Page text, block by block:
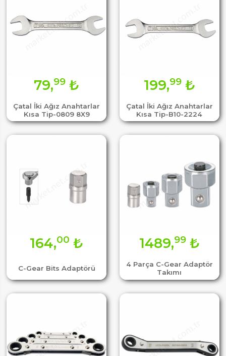
Çatal İki Ağız Anahtarlar
Kısa Tip-0809 8X9
79,99 ₺
Çatal İki Ağız Anahtarlar
Kısa Tip-B10-2224
199,99₺
C-Gear Bits Adaptörü
164,00 ₺
4 Parça C-Gear Adaptör
Takımı
1489,99₺